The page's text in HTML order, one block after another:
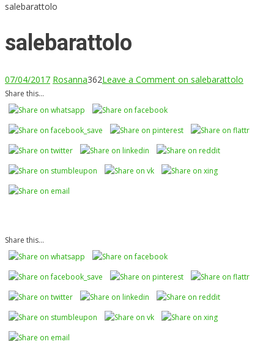
salebarattolo
salebarattolo
07/04/2017 Rosanna362Leave a Comment on salebarattolo
Share this...
Share this...